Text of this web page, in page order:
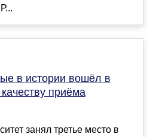
в истории вошёл в
приёма
занял третье место в